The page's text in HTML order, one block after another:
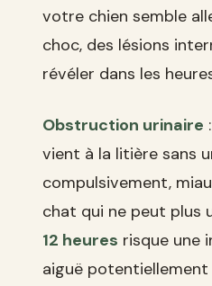
votre chien semble
choc, des lésions
révéler dans les
Obstruction urinaire
vient à la litière sans
compulsivement,
chat qui ne peut plus
12 heures risque une
aiguë